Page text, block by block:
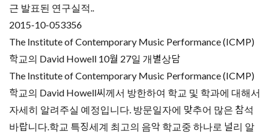
근 발표된 연구실적..
2015-10-053356
The Institute of Contemporary Music Performance (ICMP)
학교의 David Howell 10월 27일 개별상담
The Institute of Contemporary Music Performance (ICMP)
학교의 David Howell씨께서 방한하여 학교 및 학과에 대해서
자세히 알려주실 예정입니다. 방문일자에 맞추어 많은 참석
바랍니다.학교 특징세계 최고의 음악 학교중 하나로 널리 알